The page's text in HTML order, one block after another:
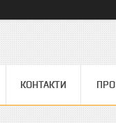
КОНТАКТИ